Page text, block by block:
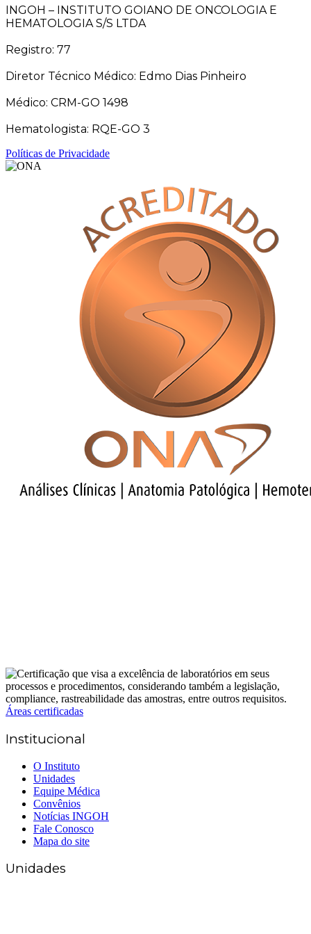
INGOH – INSTITUTO GOIANO DE ONCOLOGIA E
HEMATOLOGIA S/S LTDA
Registro: 77
Diretor Técnico Médico: Edmo Dias Pinheiro
Médico: CRM-GO 1498
Hematologista: RQE-GO 3
Políticas de Privacidade
Áreas certificadas
Institucional
O Instituto
Unidades
Equipe Médica
Convênios
Notícias INGOH
Fale Conosco
Mapa do site
Unidades